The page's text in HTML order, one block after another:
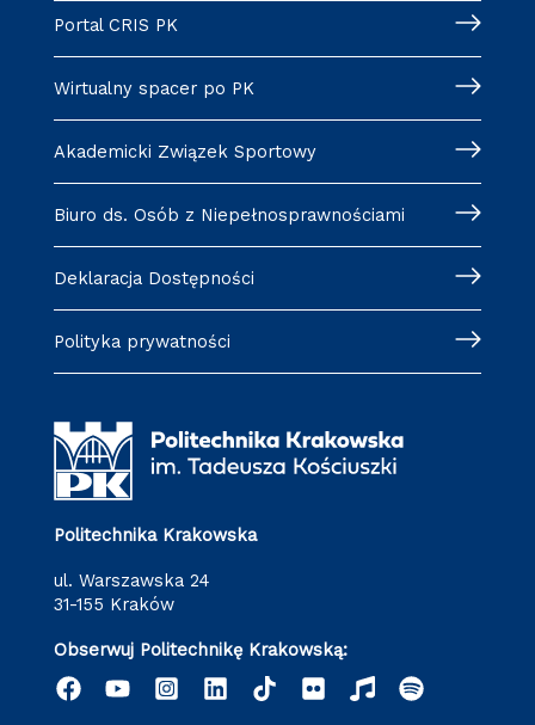
Portal CRIS PK
Wirtualny spacer po PK
Akademicki Związek Sportowy
Biuro ds. Osób z Niepełnosprawnościami
Deklaracja Dostępności
Polityka prywatności
Politechnika Krakowska
ul. Warszawska 24
31-155 Kraków
Obserwuj Politechnikę Krakowską: